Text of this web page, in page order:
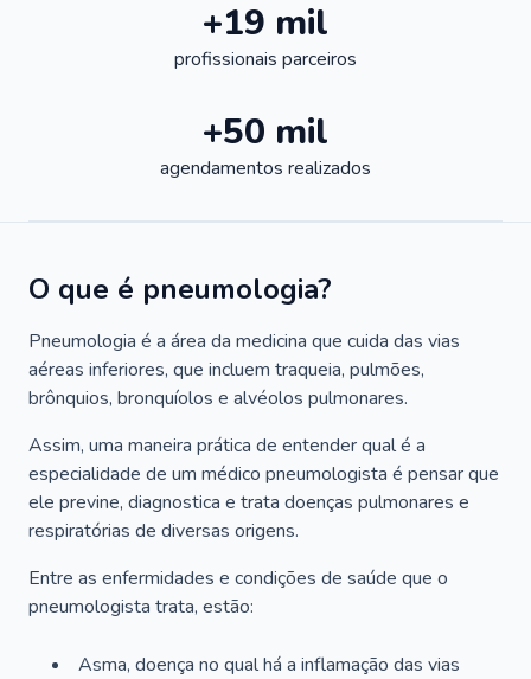
+19 mil
profissionais parceiros
+50 mil
agendamentos realizados
O que é pneumologia?
Pneumologia é a área da medicina que cuida das vias
aéreas inferiores, que incluem traqueia, pulmões,
brônquios, bronquíolos e alvéolos pulmonares.
Assim, uma maneira prática de entender qual é a
especialidade de um médico pneumologista é pensar que
ele previne, diagnostica e trata doenças pulmonares e
respiratórias de diversas origens.
Entre as enfermidades e condições de saúde que o
pneumologista trata, estão:
Asma, doença no qual há a inflamação das vias